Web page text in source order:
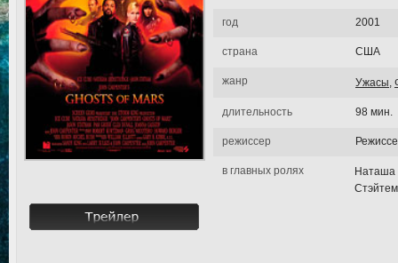
год 2001
страна США
жанр Ужасы,
длительность 98 мин.
режиссер
в главных ролях
Наташа